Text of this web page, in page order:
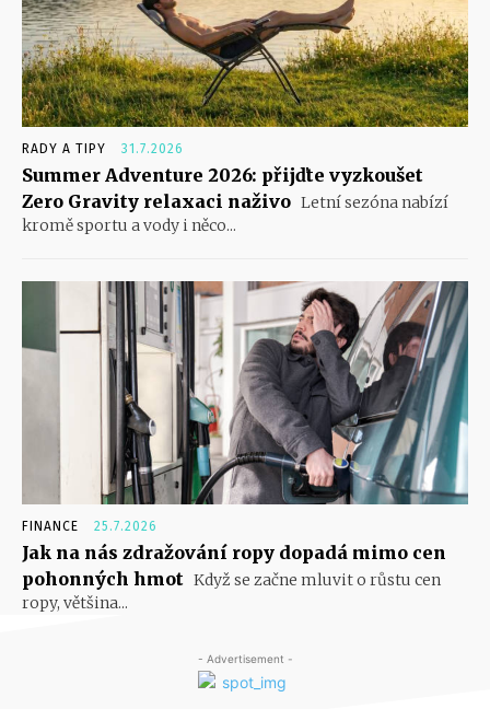
RADY A TIPY 31.7.2026
Summer Adventure 2026: přijďte vyzkoušet
Zero Gravity relaxaci naživo Letní sezóna nabízí
kromě sportu a vody i něco...
FINANCE 25.7.2026
Jak na nás zdražování ropy dopadá mimo cen
pohonných hmot Když se začne mluvit o růstu cen
ropy, většina...
- Advertisement -